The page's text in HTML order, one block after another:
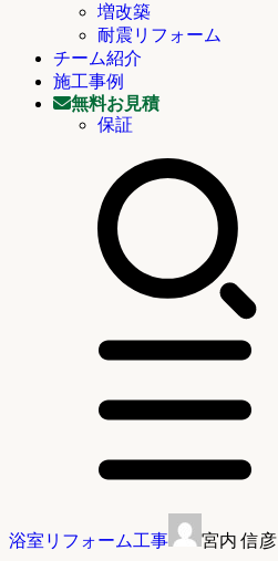
増改築
耐震リフォーム
チーム紹介
施工事例
無料お見積
保証
浴室リフォーム工事 宮内 信彦